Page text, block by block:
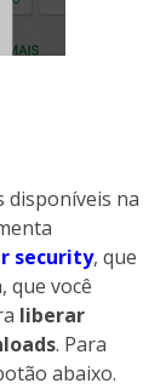
disponíveis na
security, que
que você
liberar
. Para
abaixo.